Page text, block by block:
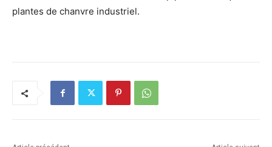
plantes de chanvre industriel.